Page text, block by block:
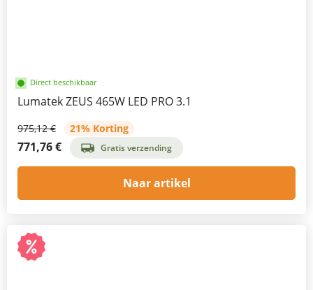
Direct beschikbaar
Lumatek ZEUS 465W LED PRO 3.1
975,12 € 21% Korting
771,76 € Gratis verzending
Naar artikel